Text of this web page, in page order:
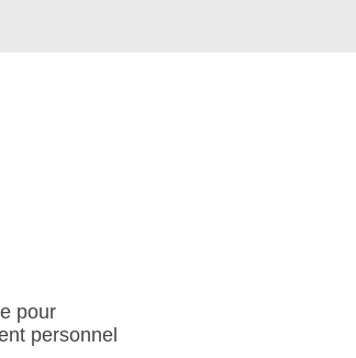
pour
personnel